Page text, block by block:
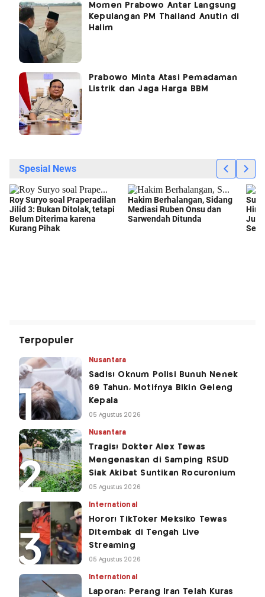
Momen Prabowo Antar Langsung
Kepulangan PM Thailand Anutin di
Halim
Prabowo Minta Atasi Pemadaman
Listrik dan Jaga Harga BBM
Terpopuler
Nusantara
Sadis! Oknum Polisi Bunuh Nenek
69 Tahun, Motifnya Bikin Geleng
Kepala
05 Agustus 2026
Nusantara
Tragis! Dokter Alex Tewas
Mengenaskan di Samping RSUD
Siak Akibat Suntikan Rocuronium
05 Agustus 2026
International
Horor! TikToker Meksiko Tewas
Ditembak di Tengah Live
Streaming
05 Agustus 2026
International
Laporan: Perang Iran Telah Kuras